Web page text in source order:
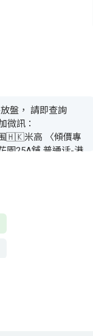
盤， 請即查詢
微訊：
🇭🇰米高 〈傾價專
園25A舖 普通话-港